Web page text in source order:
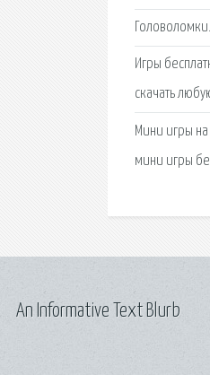
Головоломки.
Игры
скачать
Мини игры
мини игры
An Informative Text Blurb